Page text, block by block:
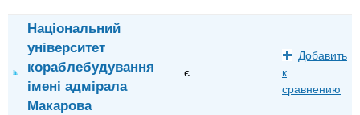
Національний
університет
кораблебудування
імені адмірала
Макарова
є
Добавить
к
сравнению